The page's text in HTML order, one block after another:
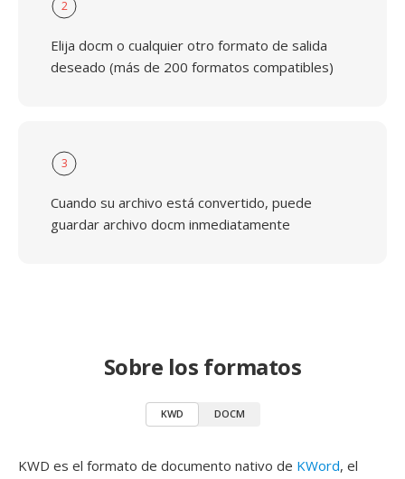
2
Elija docm o cualquier otro formato de salida
deseado (más de 200 formatos compatibles)
3
Cuando su archivo está convertido, puede
guardar archivo docm inmediatamente
Sobre los formatos
KWD DOCM
KWD es el formato de documento nativo de KWord, el